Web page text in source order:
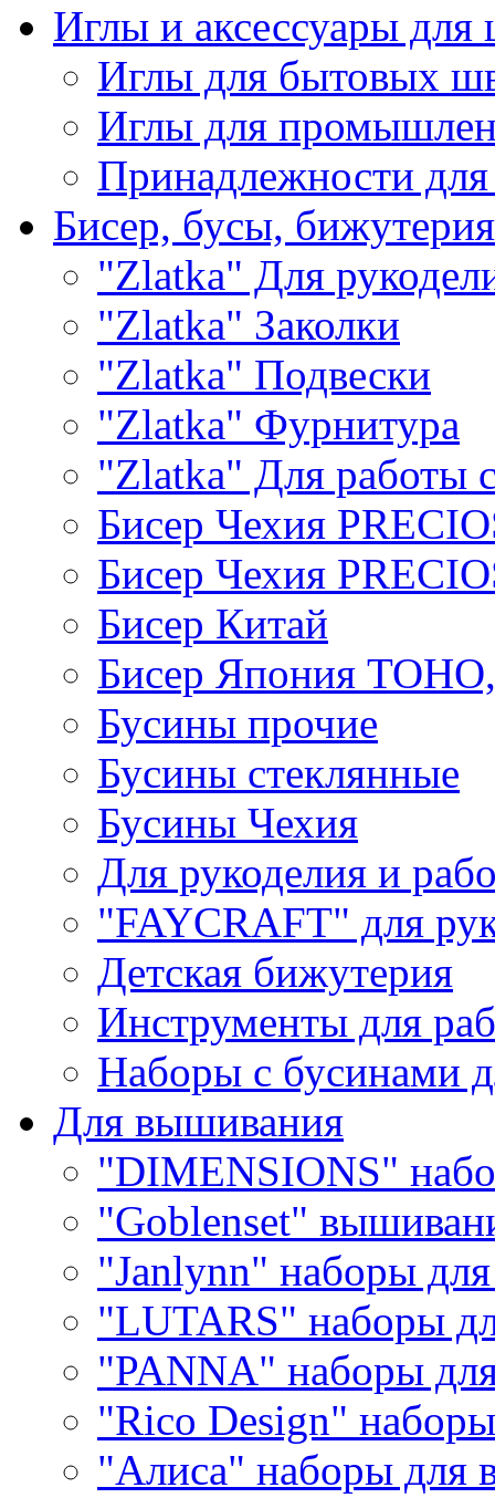
Иглы и аксессуары
Иглы для бытовых
Иглы для
Принадлежности
Бисер, бусы, бижутерия
"Zlatka" Для
"Zlatka" Заколки
"Zlatka" Подвески
"Zlatka" Фурнитура
"Zlatka" Для работы
Бисер Чехия
Бисер Чехия
Бисер Китай
Бисер Япония
Бусины прочие
Бусины стеклянные
Бусины Чехия
Для рукоделия и
"FAYCRAFT" для
Детская бижутерия
Инструменты для
Наборы с бусинами
Для вышивания
"DIMENSIONS"
"Goblenset"
"Janlynn" наборы
"LUTARS" наборы
"PANNA" наборы
"Rico Design"
"Алиса" наборы для